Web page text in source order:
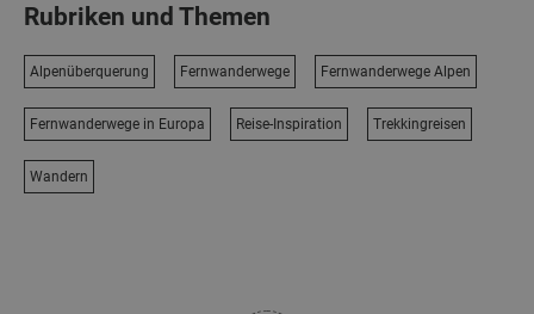
Rubriken und Themen
Alpenüberquerung Fernwanderwege Fernwanderwege Alpen
Fernwanderwege in Europa Reise-Inspiration Trekkingreisen
Wandern